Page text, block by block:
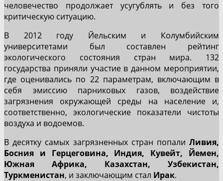
человечество продолжает усугублять и без того
критическую ситуацию.
В 2012 году Йельским и Колумбийским
университетами был составлен рейтинг
экологического состояния стран мира. 132
государства приняли участие в данном мероприятии,
где оценивались по 22 параметрам, включающим в
себя эмиссию парниковых газов, воздействие
загрязнения окружающей среды на население и,
соответственно, экологические показатели чистоты
воздуха и водоемов.
В десятку самых загрязненных стран попали Ливия,
Босния и Герцеговина, Индия, Кувейт, Йемен,
Южная Африка, Казахстан, Узбекистан,
Туркменистан, и заключающим стал Ирак.